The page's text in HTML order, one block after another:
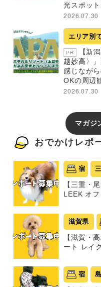
光スポッ
2026.07.30
エリア別
PR
【新
越妙高〉
感じなが
OKの周辺
2026.07.30
マガジ
おでかけレポ
宿
【三重・
LEEK オフ
滋賀県
【滋賀・
ート レイ
宿